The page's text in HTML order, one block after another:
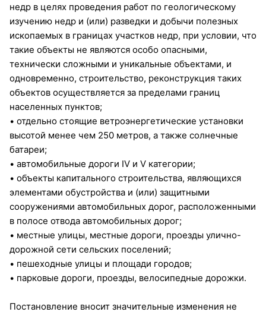
недр в целях проведения работ по геологическому
изучению недр и (или) разведки и добычи полезных
ископаемых в границах участков недр, при условии, что
такие объекты не являются особо опасными,
технически сложными и уникальные объектами, и
одновременно, строительство, реконструкция таких
объектов осуществляется за пределами границ
населенных пунктов;
• отдельно стоящие ветроэнергетические установки
высотой менее чем 250 метров, а также солнечные
батареи;
• автомобильные дороги IV и V категории;
• объекты капитального строительства, являющихся
элементами обустройства и (или) защитными
сооружениями автомобильных дорог, расположенными
в полосе отвода автомобильных дорог;
• местные улицы, местные дороги, проезды улично-
дорожной сети сельских поселений;
• пешеходные улицы и площади городов;
• парковые дороги, проезды, велосипедные дорожки.
Постановление вносит значительные изменения не